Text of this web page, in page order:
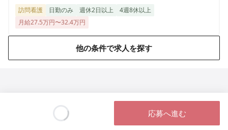
訪問看護 日勤のみ 週休2日以上
4週8休以上
月給27.5万円〜32.4万円
他の条件で求人を探す
応募へ進む